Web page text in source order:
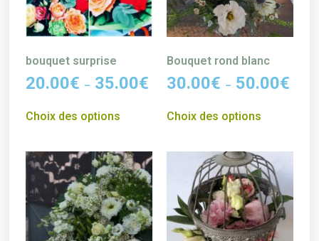
bouquet surprise
20.00€ – 35.00€
Choix des options
Bouquet rond blanc
30.00€ – 50.00€
Choix des options